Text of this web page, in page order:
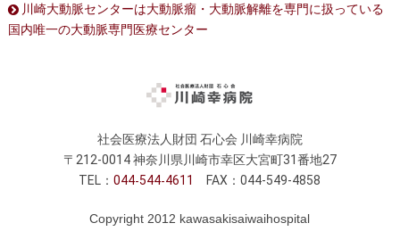
川崎大動脈センターは大動脈瘤・大動脈解離を専門に扱っている
国内唯一の大動脈専門医療センター
社会医療法人財団 石心会 川崎幸病院
〒212-0014 神奈川県川崎市幸区大宮町31番地27
TEL：044 544 4611 FAX：044-549-4858
Copyright 2012 kawasakisaiwaihospital